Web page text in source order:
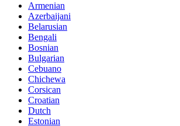
Armenian
Azerbaijani
Belarusian
Bengali
Bosnian
Bulgarian
Cebuano
Chichewa
Corsican
Croatian
Dutch
Estonian